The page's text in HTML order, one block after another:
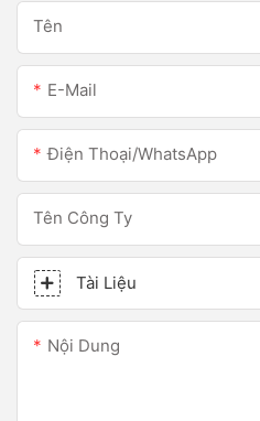
Tên
E-Mail
Điện Thoại/WhatsApp
Tên Công Ty
Tài Liệu
Nội Dung